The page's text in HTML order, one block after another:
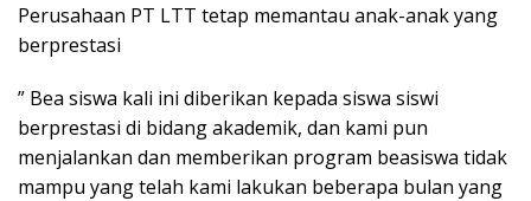
Perusahaan PT LTT tetap memantau anak-anak yang
berprestasi
” Bea siswa kali ini diberikan kepada siswa siswi
berprestasi di bidang akademik, dan kami pun
menjalankan dan memberikan program beasiswa tidak
mampu yang telah kami lakukan beberapa bulan yang